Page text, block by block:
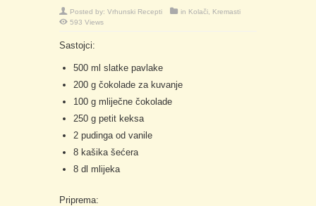
Posted by: Vrhunski Recepti in Kolači
Kremasti
593 Views
Sastojci:
500 ml slatke pavlake
200 g čokolade za kuvanje
100 g mliječne čokolade
250 g petit keksa
2 pudinga od vanile
8 kašika šećera
8 dl mlijeka
Priprema: